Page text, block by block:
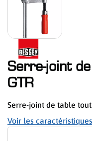
Serre-joint
GTR
Serre-joint de table tout
Voir les